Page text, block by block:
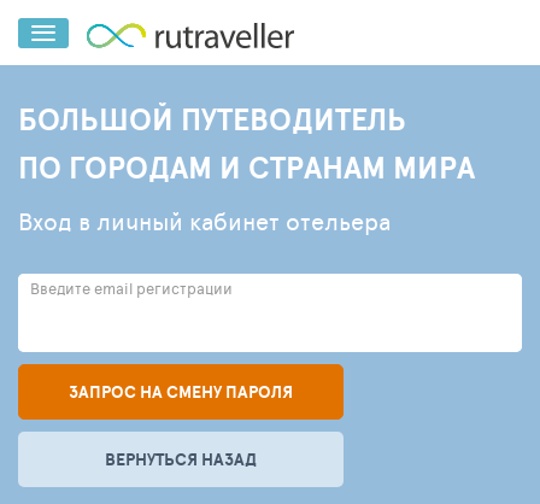
БОЛЬШОЙ ПУТЕВОДИТЕЛЬ
ПО ГОРОДАМ И СТРАНАМ МИРА
Вход в личный кабинет отельера
Введите email регистрации
ЗАПРОС НА СМЕНУ ПАРОЛЯ
ВЕРНУТЬСЯ НАЗАД